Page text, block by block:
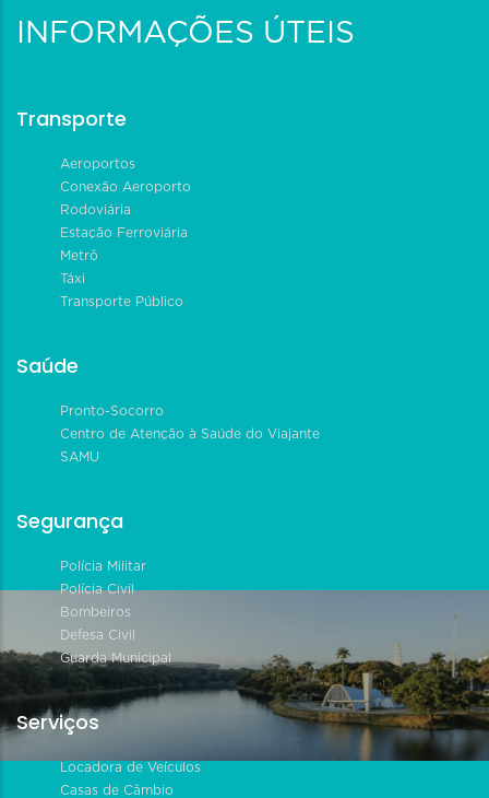
INFORMAÇÕES ÚTEIS
Transporte
Aeroportos
Conexão Aeroporto
Rodoviária
Estação Ferroviária
Metrô
Táxi
Transporte Público
Saúde
Pronto-Socorro
Centro de Atenção à Saúde do Viajante
SAMU
Segurança
Polícia Militar
Polícia Civil
Bombeiros
Defesa Civil
Guarda Municipal
Serviços
Locadora de Veículos
Casas de Câmbio